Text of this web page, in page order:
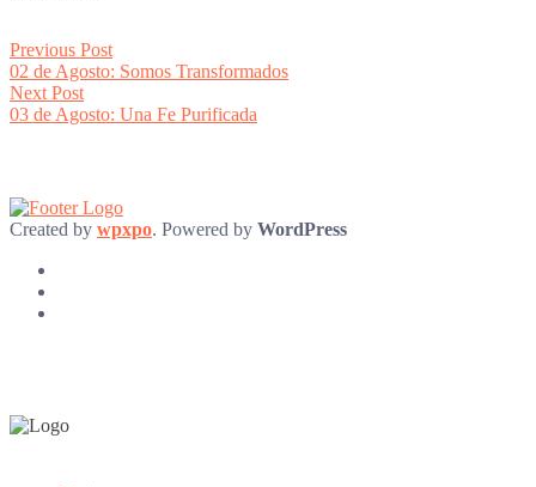
Post
navigation
Previous PostPrevious
post:
02 de Agosto: Somos Transformados
Next PostNext
post:
03 de Agosto: Una Fe Purificada
Created by wpxpo. Powered by WordPress